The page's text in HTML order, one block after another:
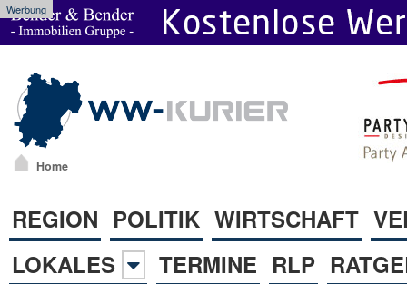
Werbung
Home
REGION POLITIK WIRTSCHAFT
LOKALES
TERMINE RLP